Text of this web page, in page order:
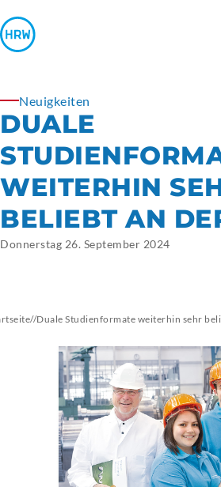
Neuigkeiten
DUALE
WEITERHIN
BELIEBT AN
Donnerstag 26. September 2024
//Duale Studienformate weiterhin sehr